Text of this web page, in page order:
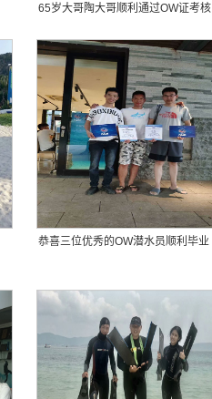
65岁大哥陶大哥顺利通过OW证考核
恭喜三位优秀的OW潜水员顺利毕业